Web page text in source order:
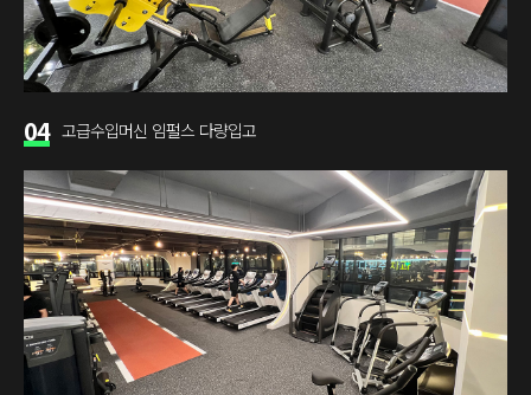
04 고급수입머신 임펄스 다량입고